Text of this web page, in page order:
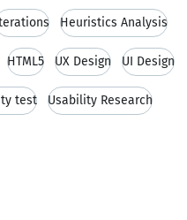
Heuristics Analysis
HTML5 UX Design UI Design
test Usability Research